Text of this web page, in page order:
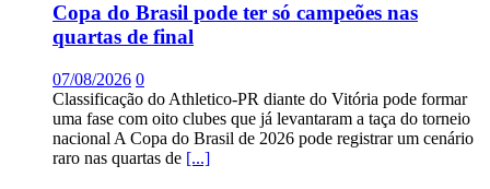
Copa do Brasil pode ter só campeões nas
quartas de final
07/08/2026 0
Classificação do Athletico-PR diante do Vitória pode formar
uma fase com oito clubes que já levantaram a taça do torneio
nacional A Copa do Brasil de 2026 pode registrar um cenário
raro nas quartas de [...]